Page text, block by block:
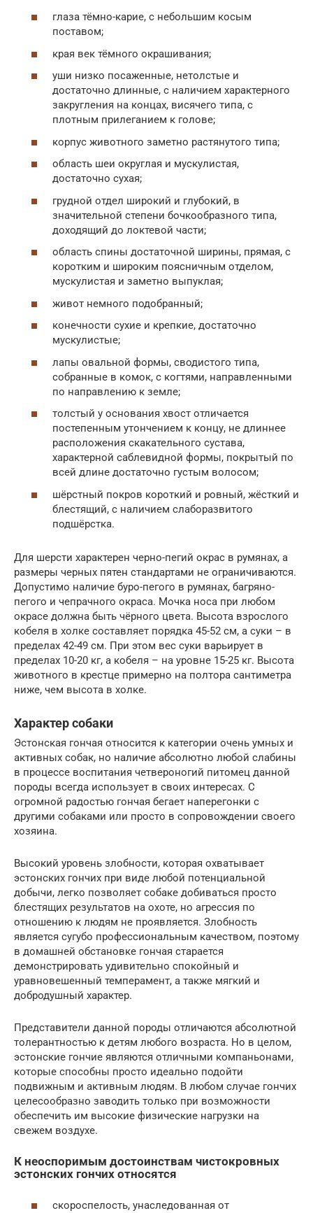
глаза тёмно-карие, с небольшим косым
поставом;
края век тёмного окрашивания;
уши низко посаженные, нетолстые и
достаточно длинные, с наличием характерного
закругления на концах, висячего типа, с
плотным прилеганием к голове;
корпус животного заметно растянутого типа;
область шеи округлая и мускулистая,
достаточно сухая;
грудной отдел широкий и глубокий, в
значительной степени бочкообразного типа,
доходящий до локтевой части;
область спины достаточной ширины, прямая, с
коротким и широким поясничным отделом,
мускулистая и заметно выпуклая;
живот немного подобранный;
конечности сухие и крепкие, достаточно
мускулистые;
лапы овальной формы, сводистого типа,
собранные в комок, с когтями, направленными
по направлению к земле;
толстый у основания хвост отличается
постепенным утончением к концу, не длиннее
расположения скакательного сустава,
характерной саблевидной формы, покрытый по
всей длине достаточно густым волосом;
шёрстный покров короткий и ровный, жёсткий и
блестящий, с наличием слаборазвитого
подшёрстка.
Для шерсти характерен черно-пегий окрас в румянах, а
размеры черных пятен стандартами не ограничиваются.
Допустимо наличие буро-пегого в румянах, багряно-
пегого и чепрачного окраса. Мочка носа при любом
окрасе должна быть чёрного цвета. Высота взрослого
кобеля в холке составляет порядка 45-52 см, а суки – в
пределах 42-49 см. При этом вес суки варьирует в
пределах 10-20 кг, а кобеля – на уровне 15-25 кг. Высота
животного в крестце примерно на полтора сантиметра
ниже, чем высота в холке.
Характер собаки
Эстонская гончая относится к категории очень умных и
активных собак, но наличие абсолютно любой слабины
в процессе воспитания четвероногий питомец данной
породы всегда использует в своих интересах. С
огромной радостью гончая бегает наперегонки с
другими собаками или просто в сопровождении своего
хозяина.
Высокий уровень злобности, которая охватывает
эстонских гончих при виде любой потенциальной
добычи, легко позволяет собаке добиваться просто
блестящих результатов на охоте, но агрессия по
отношению к людям не проявляется. Злобность
является сугубо профессиональным качеством, поэтому
в домашней обстановке гончая старается
демонстрировать удивительно спокойный и
уравновешенный темперамент, а также мягкий и
добродушный характер.
Представители данной породы отличаются абсолютной
толерантностью к детям любого возраста. Но в целом,
эстонские гончие являются отличными компаньонами,
которые способны просто идеально подойти
подвижным и активным людям. В любом случае гончих
целесообразно заводить только при возможности
обеспечить им высокие физические нагрузки на
свежем воздухе.
К неоспоримым достоинствам чистокровных
эстонских гончих относятся
скороспелость, унаследованная от